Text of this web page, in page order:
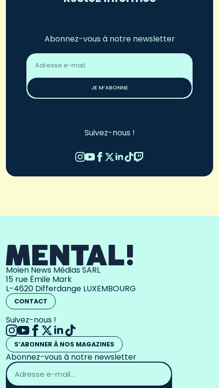
Abonnez-vous à notre newsletter
Adresse
email
JE M’ABONNE
Suivez-nous !
Moien News Médias SARL
15 rue Émile Mark
L-4620 Differdange LUXEMBOURG
CONTACT
Suivez-nous !
S’ABONNER À NOS MAGAZINES
Abonnez-vous à notre newsletter
Adresse
email
*